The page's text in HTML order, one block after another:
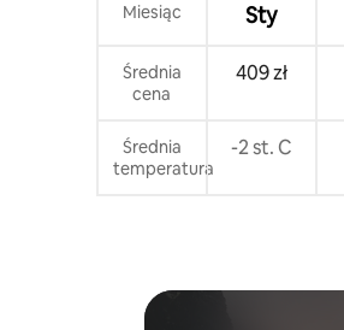
Miesiąc Sty
Średnia
cena
409 zł
Średnia
temperatura
-2 st. C